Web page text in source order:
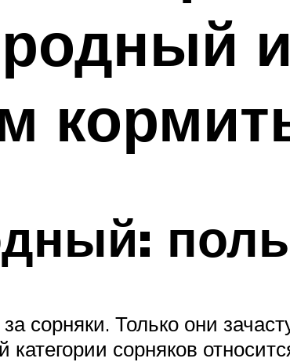
сорняки. Только они
сорняков